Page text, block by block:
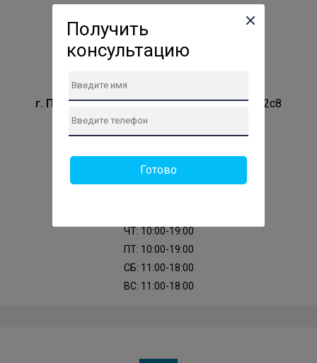
Проверенный сервис
Авторизированный сервис
г. Пушкино Пушкино, Кудринское шоссе, 2с8
Сайт: https://gor-service-pushkino.ru
ПН: 10:00-19:00
ЧТ: 10:00-19:00
ПТ: 10:00-19:00
СБ: 11:00-18:00
ВС: 11:00-18:00
Получить
консультацию
Готово